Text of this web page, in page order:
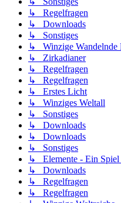
↳ Regelfragen
↳ Downloads
↳ Sonstiges
↳ Winzige Wandelnde
↳ Zirkadianer
↳ Regelfragen
↳ Regelfragen
↳ Erstes Licht
↳ Winziges Weltall
↳ Sonstiges
↳ Downloads
↳ Downloads
↳ Sonstiges
↳ Elemente - Ein Spiel
↳ Downloads
↳ Regelfragen
↳ Regelfragen